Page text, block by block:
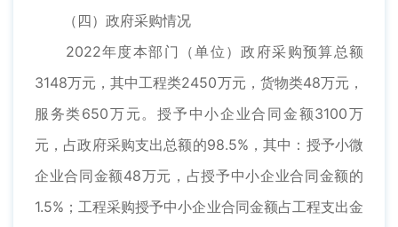
（四）政府采购情况
2022年度本部门（单位）政府采购预算总额
3148万元，其中工程类2450万元，货物类48万元，
服务类650万元。授予中小企业合同金额3100万
元，占政府采购支出总额的98.5%，其中：授予小微
企业合同金额48万元，占授予中小企业合同金额的
1.5%；工程采购授予中小企业合同金额占工程支出金